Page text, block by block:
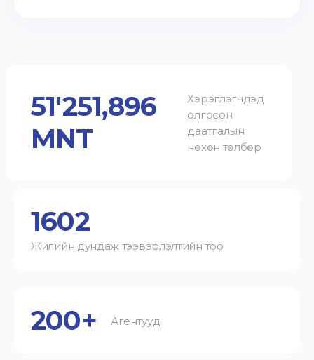
51'251,896
MNT
Хэрэглэгчдэд
олгосон
даатгалын
нөхөн төлбөр
1602
Жилийн дундаж тээвэрлэлтийн тоо
200+ Агентууд